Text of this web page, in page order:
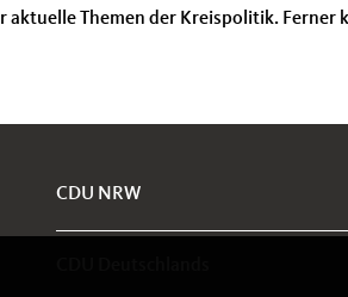
Themen der Kreispolitik. Ferner
CDU NRW